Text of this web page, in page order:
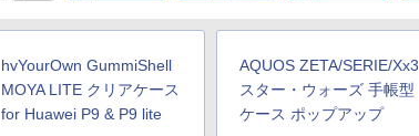
hvYourOwn GummiShell
MOYA LITE クリアケース
for Huawei P9 & P9 lite
AQUOS ZETA/SERIE/Xx3
スター・ウォーズ 手帳型
ケース ポップアップ